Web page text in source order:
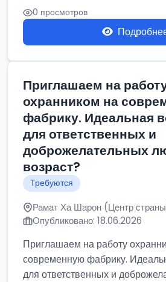
0 просмотров
Приглашаем на
охранником на
фабрику. Идеальная
для ответственных и
доброжелательных
возраст?
Требуются
Рамат Ха Шарон (Центр
Опубликовано: 18.06.2026
Приглашаем на работу
современную фабрику.
для ответственных и